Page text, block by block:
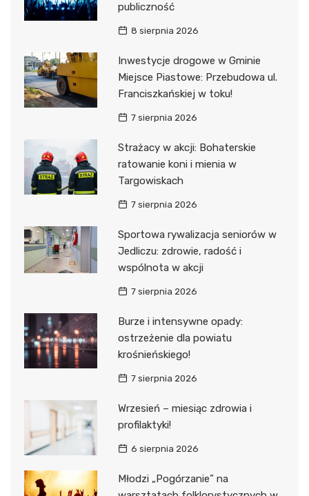
publiczność
8 sierpnia 2026
Inwestycje drogowe w Gminie
Miejsce Piastowe: Przebudowa ul.
Franciszkańskiej w toku!
7 sierpnia 2026
Strażacy w akcji: Bohaterskie
ratowanie koni i mienia w
Targowiskach
7 sierpnia 2026
Sportowa rywalizacja seniorów w
Jedliczu: zdrowie, radość i
wspólnota w akcji
7 sierpnia 2026
Burze i intensywne opady:
ostrzeżenie dla powiatu
krośnieńskiego!
7 sierpnia 2026
Wrzesień – miesiąc zdrowia i
profilaktyki!
6 sierpnia 2026
Młodzi „Pogórzanie” na